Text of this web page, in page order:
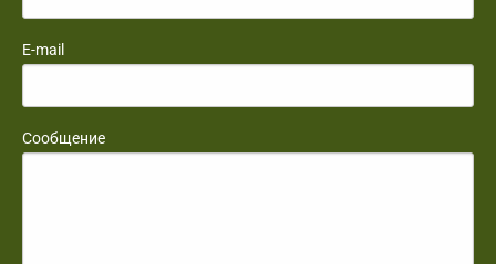
E-mail
Сообщение